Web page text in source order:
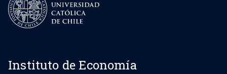
Instituto de Economía